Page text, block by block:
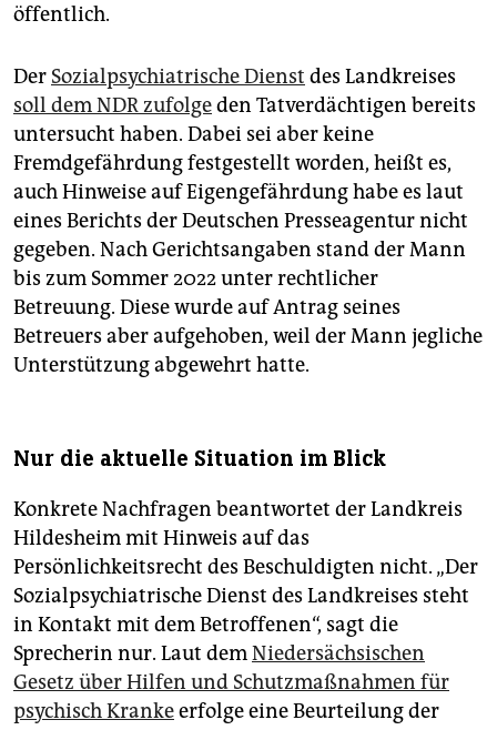
öffentlich.
Der Sozialpsychiatrische Dienst des Landkreises
soll dem NDR zufolgeden Tatverdächtigen bereits
untersucht haben. Dabei sei aber keine
Fremdgefährdung festgestellt worden, heißt es,
auch Hinweise auf Eigengefährdung habe es laut
eines Berichts der Deutschen Presseagentur nicht
gegeben. Nach Gerichtsangaben stand der Mann
bis zum Sommer 2022 unter rechtlicher
Betreuung. Diese wurde auf Antrag seines
Betreuers aber aufgehoben, weil der Mann jegliche
Unterstützung abgewehrt hatte.
Nur die aktuelle Situation im Blick
Konkrete Nachfragen beantwortet der Landkreis
Hildesheim mit Hinweis auf das
Persönlichkeitsrecht des Beschuldigten nicht. „Der
Sozialpsychiatrische Dienst des Landkreises steht
in Kontakt mit dem Betroffenen“, sagt die
Sprecherin nur. Laut demNiedersächsischen
Gesetz über Hilfen und Schutzmaßnahmen für
psychisch Krankeerfolge eine Beurteilung der